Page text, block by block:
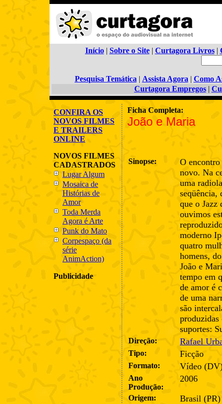
Início| Sobre o Site| Curtagora Livros|
Pesquisa Temática | Assista Agora | Como
Curtagora Empregos|
CONFIRA OS
NOVOS FILMES
E TRAILERS
ONLINE
NOVOS FILMES
CADASTRADOS
Lugar Algum
Mosaica de
Histórias de
Amor
Toda Merda
Agora é Arte
Punk do Mato
Corpespaço (da
série
AnimAction)
Publicidade
Ficha Completa:
João e Maria
Sinopse:
O
novo. Na
uma
seqüência,
que o Jazz
ouvimos
moderno
quatro
homens,
João e
tempo em
de amor é
de uma
são
produzidas
suportes:
Direção: Rafael
Tipo: Ficção
Formato: Vídeo
Ano
Produção:
2006
Origem: Brasil (PR)